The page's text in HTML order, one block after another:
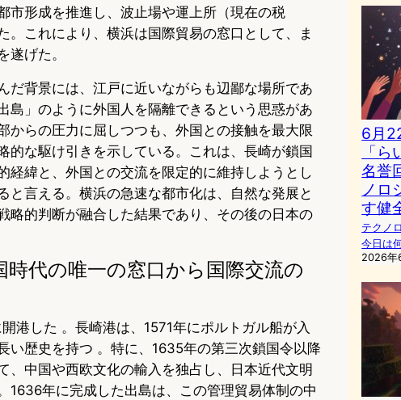
市形成を推進し、波止場や運上所（現在の税
これにより、横浜は国際貿易の窓口として、ま
遂げた。
だ背景には、江戸に近いながらも辺鄙な場所であ
島」のように外国人を隔離できるという思惑があ
からの圧力に屈しつつも、外国との接触を最大限
的な駆け引きを示している。これは、長崎が鎖国
経緯と、外国との交流を限定的に維持しようとし
と言える。横浜の急速な都市化は、自然な発展と
略的判断が融合した結果であり、その後の日本の
代の唯一の窓口から国際交流の
港した 。長崎港は、1571年にポルトガル船が入
い歴史を持つ 。特に、1635年の第三次鎖国令以降
、中国や西欧文化の輸入を独占し、日本近代文明
1636年に完成した出島は、この管理貿易体制の中
6月
「
名誉
ノロ
す健
テクノ
今日は
2026年